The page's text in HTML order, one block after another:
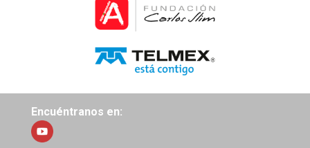
Robótica
ROSDL
IERI
Bienvenida
Encuéntranos en: